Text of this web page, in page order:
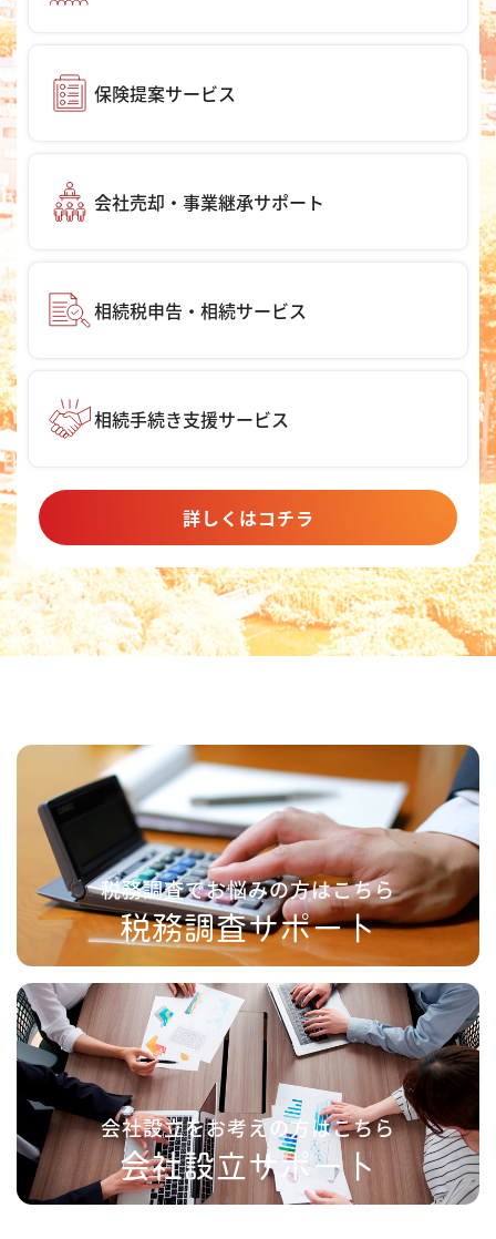
保険提案サービス
会社売却・事業継承サポート
相続税申告・相続サービス
相続手続き支援サービス
詳しくはコチラ
税務調査でお悩みの方はこちら
税務調査サポート
会社設立をお考えの方はこちら
会社設立サポート